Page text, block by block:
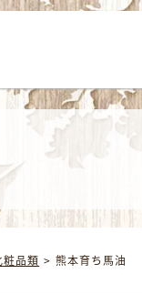
粧品類 熊本育ち馬油